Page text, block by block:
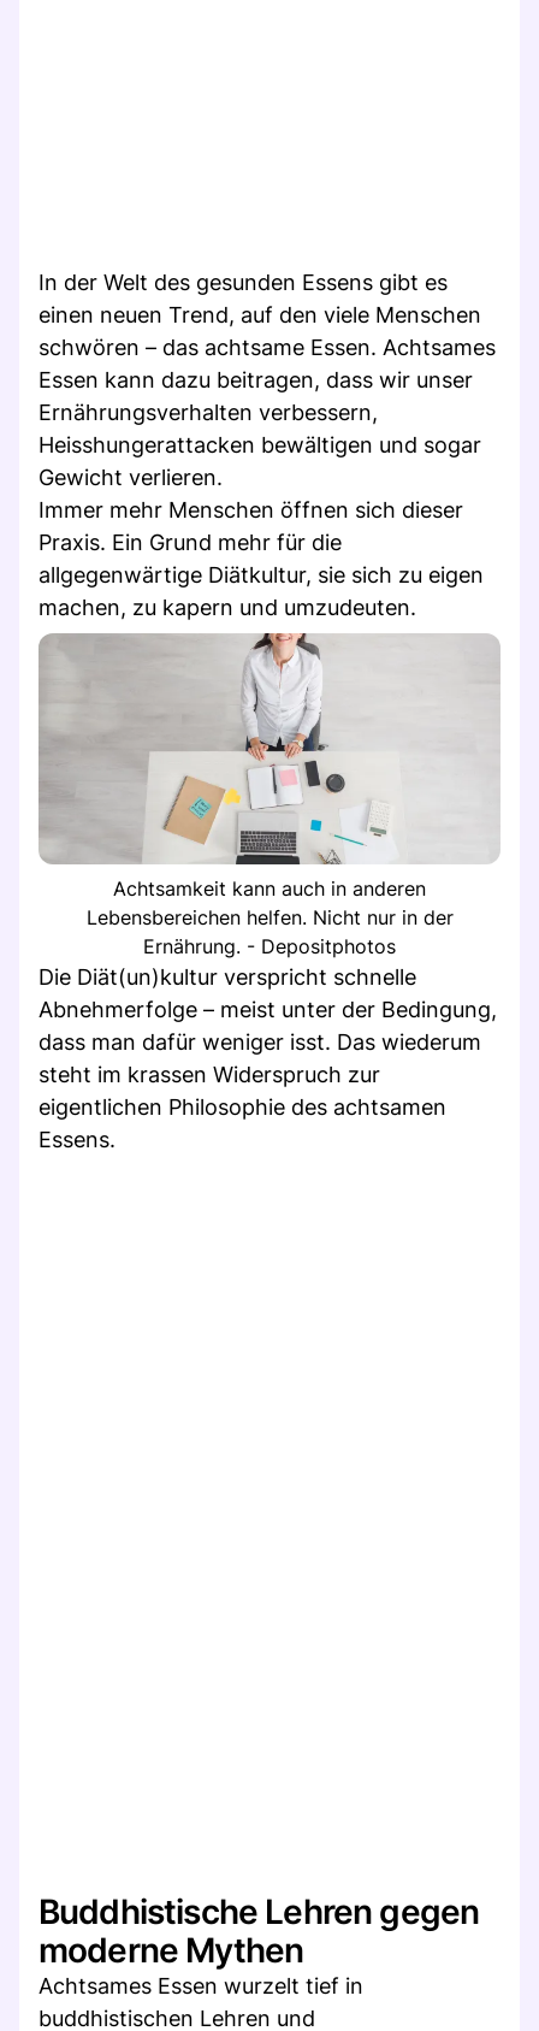
In der Welt des gesunden Essens gibt es
einen neuen Trend, auf den viele Menschen
schwören – das achtsame Essen. Achtsames
Essen kann dazu beitragen, dass wir unser
Ernährungsverhalten verbessern,
Heisshungerattacken bewältigen und sogar
Gewicht verlieren.
Immer mehr Menschen öffnen sich dieser
Praxis. Ein Grund mehr für die
allgegenwärtige Diätkultur, sie sich zu eigen
machen, zu kapern und umzudeuten.
Achtsamkeit kann auch in anderen
Lebensbereichen helfen. Nicht nur in der
Ernährung. - Depositphotos
Die Diät(un)kultur verspricht schnelle
Abnehmerfolge – meist unter der Bedingung,
dass man dafür weniger isst. Das wiederum
steht im krassen Widerspruch zur
eigentlichen Philosophie des achtsamen
Essens.
Buddhistische Lehren gegen
moderne Mythen
Achtsames Essen wurzelt tief in
buddhistischen Lehren und